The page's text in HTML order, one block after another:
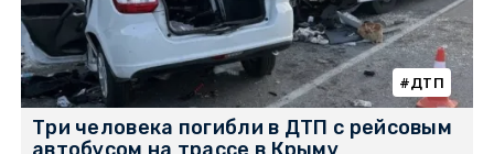
ДТП
Три человека погибли в ДТП с рейсовым
автобусом на трассе в Крыму